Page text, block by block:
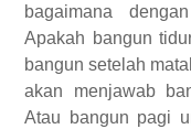
bagaimana
Apakah bangun
bangun setelah
akan menjawab
Atau bangun pagi